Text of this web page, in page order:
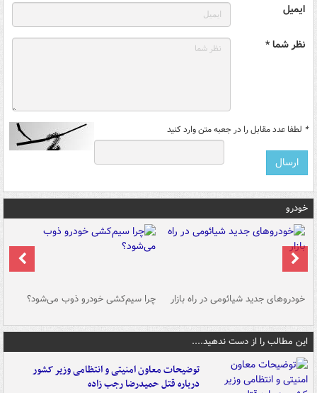
ایمیل
نظر شما *
* لطفا عدد مقابل را در جعبه متن وارد کنید
خودرو
خودروهای جدید شیائومی در راه بازار چرا سیم‌کشی خودرو ذوب می‌شود؟
این مطالب را از دست ندهید....
توضیحات معاون امنیتی و انتظامی وزیر کشور
درباره قتل حمیدرضا رجب زاده